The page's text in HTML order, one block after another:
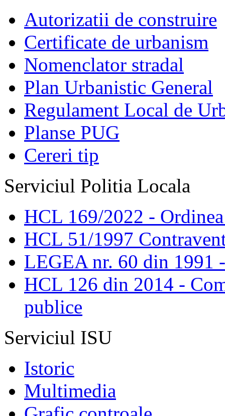
Autorizatii de construire
Certificate de urbanism
Nomenclator stradal
Plan Urbanistic General
Regulament Local de
Planse PUG
Cereri tip
Serviciul Politia Locala
HCL 169/2022 -
HCL 51/1997
LEGEA nr. 60 din 1991
HCL 126 din 2014 -
publice
Serviciul ISU
Istoric
Multimedia